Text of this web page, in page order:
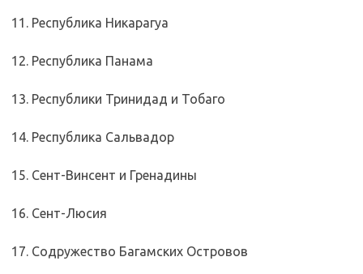
11. Республика Никарагуа
12. Республика Панама
13. Республики Тринидад и Тобаго
14. Республика Сальвадор
15. Сент-Винсент и Гренадины
16. Сент-Люсия
17. Содружество Багамских Островов